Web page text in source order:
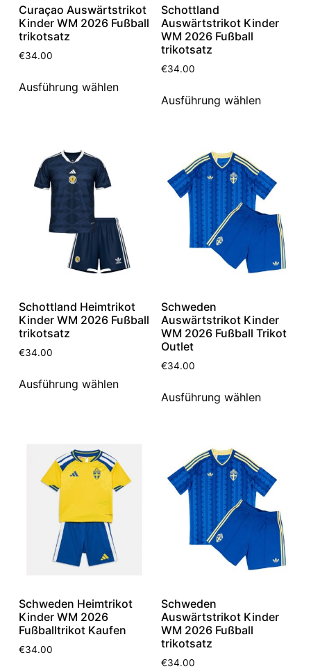
Curaçao Auswärtstrikot
Kinder WM 2026 Fußball
trikotsatz
€34.00
Ausführung wählen
Schottland
Auswärtstrikot Kinder
WM 2026 Fußball
trikotsatz
€34.00
Ausführung wählen
Schottland Heimtrikot
Kinder WM 2026 Fußball
trikotsatz
€34.00
Ausführung wählen
Schweden
Auswärtstrikot Kinder
WM 2026 Fußball Trikot
Outlet
€34.00
Ausführung wählen
Schweden Heimtrikot
Kinder WM 2026
Fußballtrikot Kaufen
€34.00
Schweden
Auswärtstrikot Kinder
WM 2026 Fußball
trikotsatz
€34.00